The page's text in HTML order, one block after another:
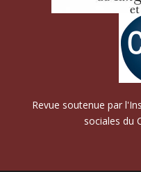
Revue soutenue par
sociales du